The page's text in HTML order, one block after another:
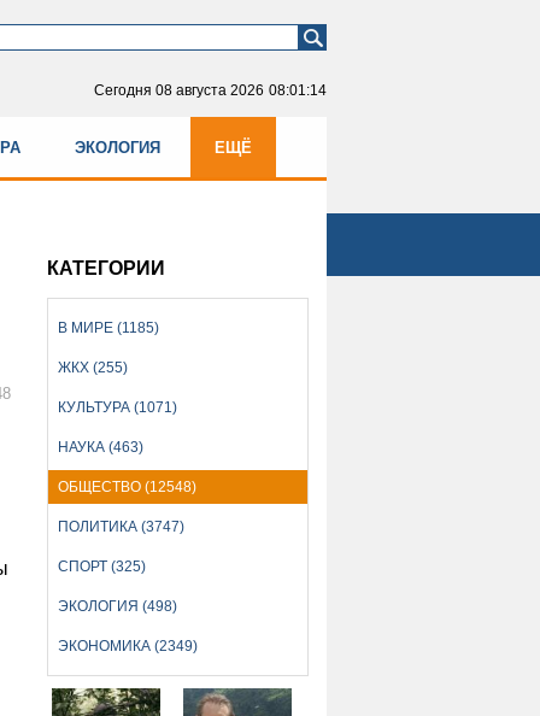
Сегодня 08 августа 2026 08:01:14
ЭКОЛОГИЯ ЕЩЁ
КАТЕГОРИИ
В МИРЕ (1185)
ЖКХ (255)
КУЛЬТУРА (1071)
НАУКА (463)
ОБЩЕСТВО (12548)
ПОЛИТИКА (3747)
СПОРТ (325)
ЭКОЛОГИЯ (498)
ЭКОНОМИКА (2349)